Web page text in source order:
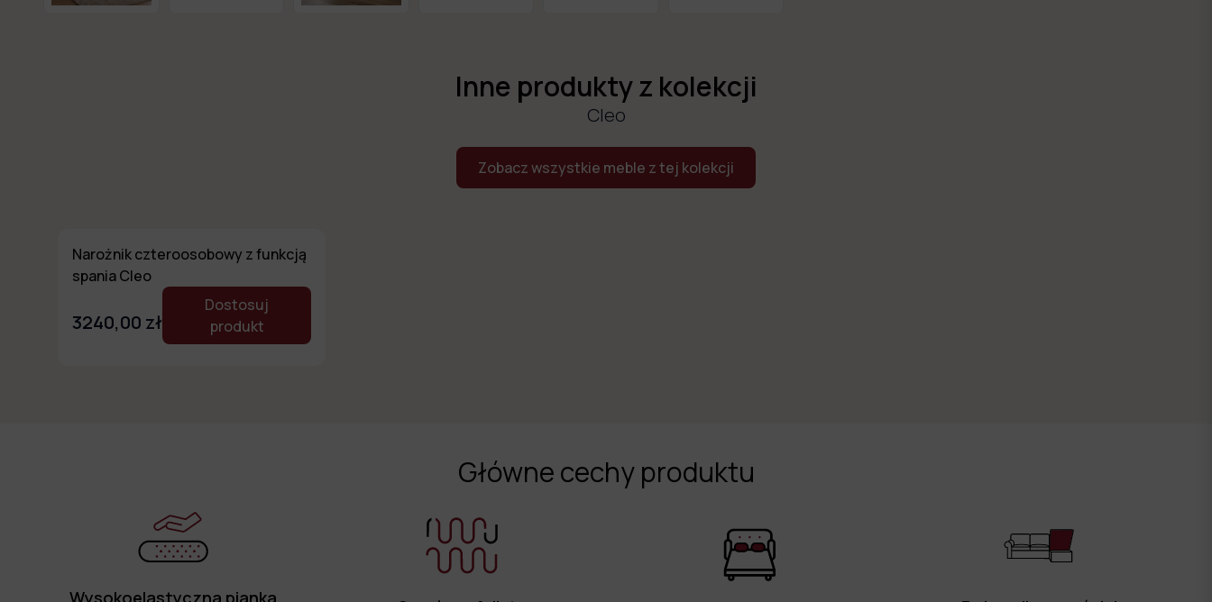
Inne produkty z kolekcji
Cleo
Zobacz wszystkie meble z tej kolekcji
Narożnik czteroosobowy z funkcją
spania Cleo
3240,00 zł
Dostosuj
produkt
Główne cechy produktu
Wysokoelastyczna pianka